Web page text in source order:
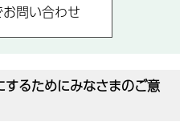
るためにみなさまのご意